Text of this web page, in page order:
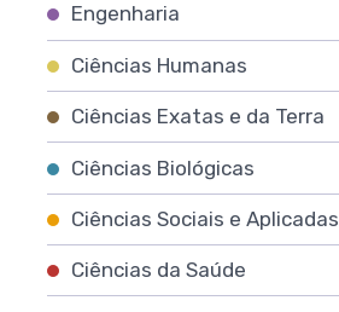
Engenharia
Ciências Humanas
Ciências Exatas e da Terra
Ciências Biológicas
Ciências Sociais e Aplicadas
Ciências da Saúde